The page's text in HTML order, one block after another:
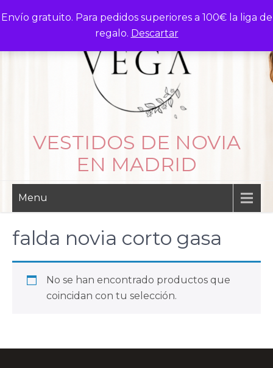
Envío gratuito. Para pedidos superiores a 100€ la liga de
regalo. Descartar
to
VESTIDOS DE NOVIA
EN MADRID
Menu
falda novia corto gasa
No se han encontrado productos que
coincidan con tu selección.